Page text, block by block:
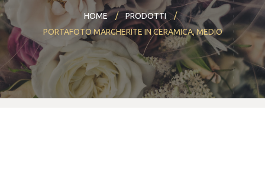
HOME
PRODOTTI
PORTAFOTO MARGHERITE IN CERAMICA, MEDIO